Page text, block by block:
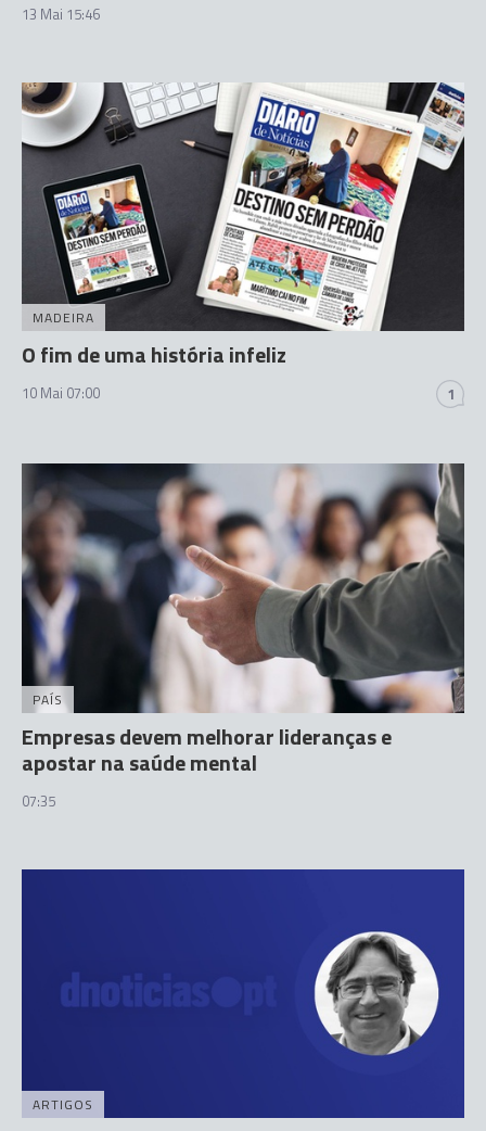
13 Mai 15:46
MADEIRA
O fim de uma história infeliz
10 Mai 07:00 1
PAÍS
Empresas devem melhorar lideranças e
apostar na saúde mental
07:35
ARTIGOS